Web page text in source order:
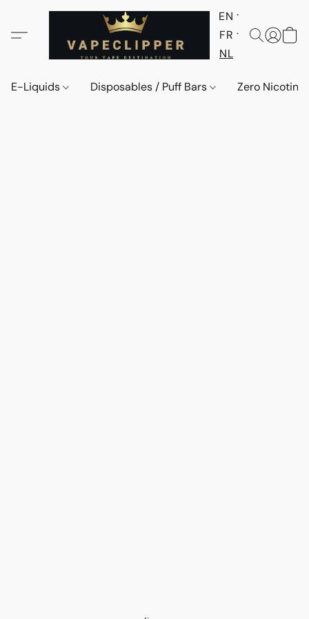
EN
FR
NL
E-Liquids Disposables / Puff Bars Zero Nicotine